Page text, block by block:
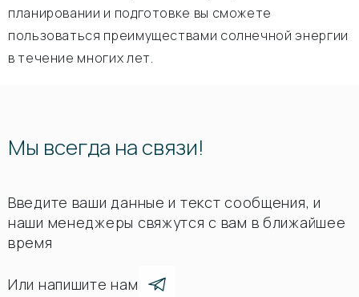
планировании и подготовке вы сможете
пользоваться преимуществами солнечной энергии
в течение многих лет.
Мы всегда на связи!
Введите ваши данные и текст сообщения, и
наши менеджеры свяжутся с вам в ближайшее
время
Или напишите нам